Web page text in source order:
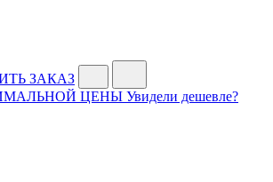
ЗАКАЗ
ЦЕНЫ Увидели дешевле?